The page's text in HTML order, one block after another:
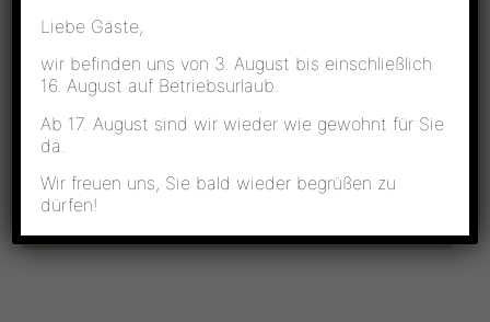
Hiermit bestätige ich, dass ich die
Datenschutzerklärungzur Kenntnis genommen
habe. Ich stimme zu, dass meine Angaben und
Daten zur Beantwortung meiner Anfrage
elektronisch erhoben und gespeichert werden.
Liebe Gäste,
wir befinden uns von 3. August bis einschließlich
16. August auf Betriebsurlaub.
Ab 17. August sind wir wieder wie gewohnt für Sie
da.
Wir freuen uns, Sie bald wieder begrüßen zu
dürfen!